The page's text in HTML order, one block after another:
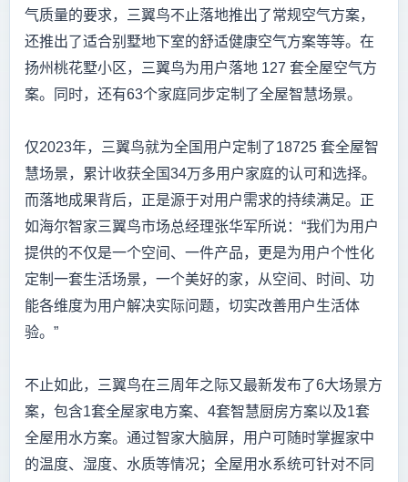
气质量的要求，三翼鸟不止落地推出了常规空气方案，
还推出了适合别墅地下室的舒适健康空气方案等等。在
扬州桃花墅小区，三翼鸟为用户落地 127 套全屋空气方
案。同时，还有63个家庭同步定制了全屋智慧场景。
仅2023年，三翼鸟就为全国用户定制了18725 套全屋智
慧场景，累计收获全国34万多用户家庭的认可和选择。
而落地成果背后，正是源于对用户需求的持续满足。正
如海尔智家三翼鸟市场总经理张华军所说：“我们为用户
提供的不仅是一个空间、一件产品，更是为用户个性化
定制一套生活场景，一个美好的家，从空间、时间、功
能各维度为用户解决实际问题，切实改善用户生活体
验。”
不止如此，三翼鸟在三周年之际又最新发布了6大场景方
案，包含1套全屋家电方案、4套智慧厨房方案以及1套
全屋用水方案。通过智家大脑屏，用户可随时掌握家中
的温度、湿度、水质等情况；全屋用水系统可针对不同